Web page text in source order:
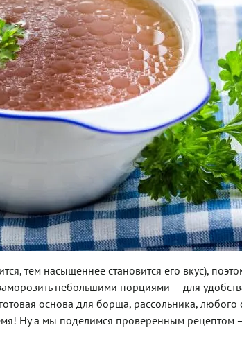
тем насыщеннее становится его вкус),
небольшими порциями — для
основа для борща, рассольника, любого
Ну а мы поделимся проверенным рецептом